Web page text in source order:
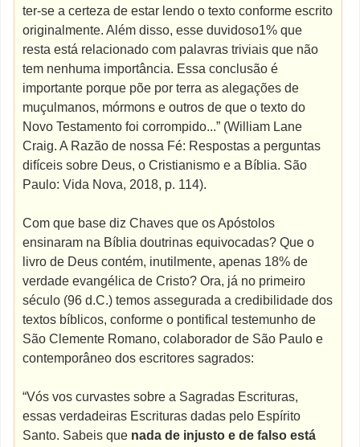
ter-se a certeza de estar lendo o texto conforme escrito
originalmente. Além disso, esse duvidoso1% que
resta está relacionado com palavras triviais que não
tem nenhuma importância. Essa conclusão é
importante porque põe por terra as alegações de
muçulmanos, mórmons e outros de que o texto do
Novo Testamento foi corrompido...” (William Lane
Craig. A Razão de nossa Fé: Respostas a perguntas
difíceis sobre Deus, o Cristianismo e a Bíblia. São
Paulo: Vida Nova, 2018, p. 114).
Com que base diz Chaves que os Apóstolos
ensinaram na Bíblia doutrinas equivocadas? Que o
livro de Deus contém, inutilmente, apenas 18% de
verdade evangélica de Cristo? Ora, já no primeiro
século (96 d.C.) temos assegurada a credibilidade dos
textos bíblicos, conforme o pontifical testemunho de
São Clemente Romano, colaborador de São Paulo e
contemporâneo dos escritores sagrados:
“Vós vos curvastes sobre a Sagradas Escrituras,
essas verdadeiras Escrituras dadas pelo Espírito
Santo. Sabeis que nada de injusto e de falso está